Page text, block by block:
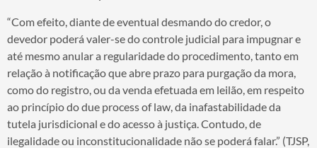
“Com efeito, diante de eventual desmando do credor, o
devedor poderá valer-se do controle judicial para impugnar e
até mesmo anular a regularidade do procedimento, tanto em
relação à notificação que abre prazo para purgação da mora,
como do registro, ou da venda efetuada em leilão, em respeito
ao princípio do due process of law, da inafastabilidade da
tutela jurisdicional e do acesso à justiça. Contudo, de
ilegalidade ou inconstitucionalidade não se poderá falar.” (TJSP,